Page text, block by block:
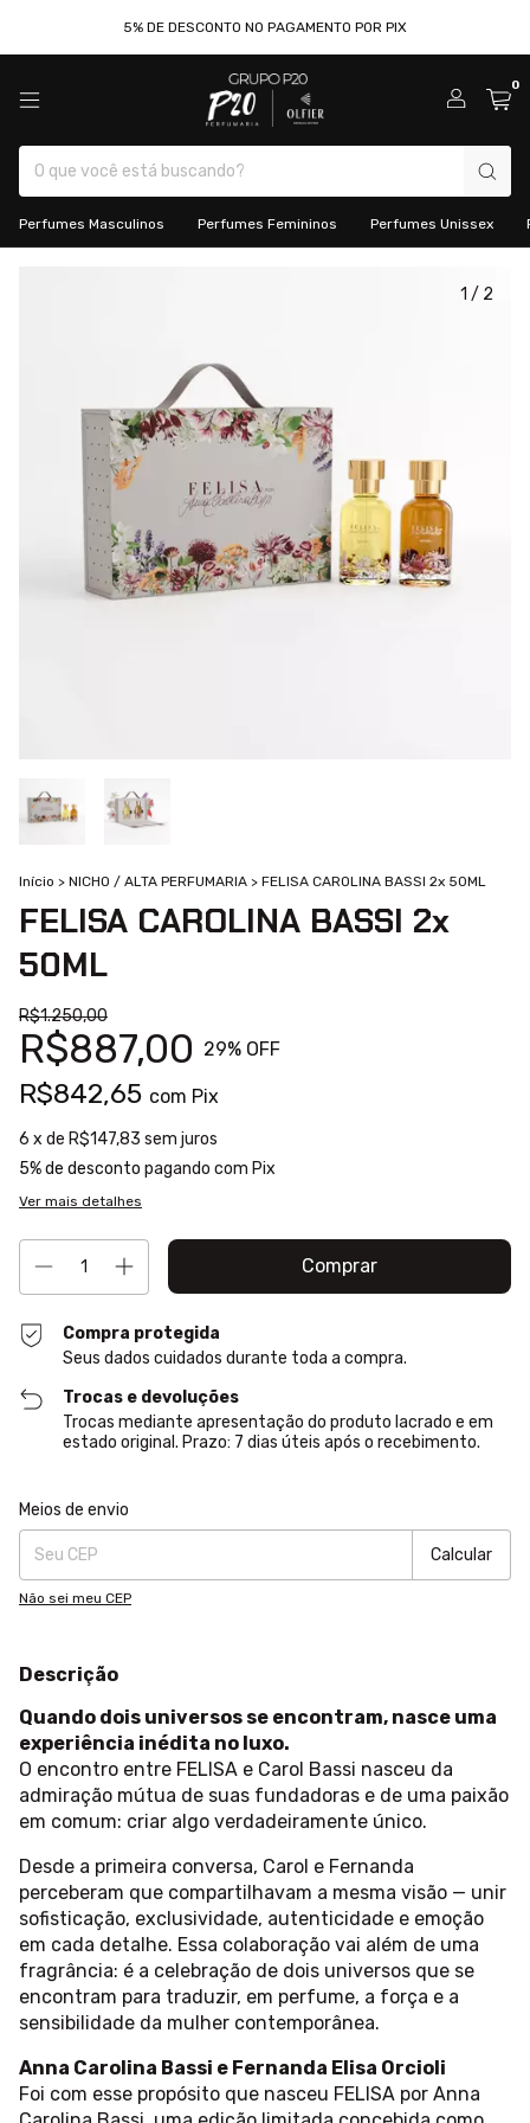
5% DE DESCONTO NO PAGAMENTO POR PIX
0
Perfumes Masculinos Perfumes Femininos Perfumes Unissex
1 / 2
Início > NICHO / ALTA PERFUMARIA > FELISA CAROLINA BASSI 2x 50ML
FELISA CAROLINA BASSI 2x
50ML
R$1.250,00
R$887,00 29% OFF
R$842,65 com Pix
6 x de R$147,83 sem juros
5% de desconto pagando com Pix
Ver mais detalhes
Compra protegida
Seus dados cuidados durante toda a compra.
Trocas e devoluções
Trocas mediante apresentação do produto lacrado e em
estado original. Prazo: 7 dias úteis após o recebimento.
Entregas para o CEP:
Meios de envio
Calcular
Não sei meu CEP
Descrição
Quando dois universos se encontram, nasce uma
experiência inédita no luxo.
O encontro entre FELISA e Carol Bassi nasceu da
admiração mútua de suas fundadoras e de uma paixão
em comum: criar algo verdadeiramente único.
Desde a primeira conversa, Carol e Fernanda
perceberam que compartilhavam a mesma visão — unir
sofisticação, exclusividade, autenticidade e emoção
em cada detalhe. Essa colaboração vai além de uma
fragrância: é a celebração de dois universos que se
encontram para traduzir, em perfume, a força e a
sensibilidade da mulher contemporânea.
Anna Carolina Bassi e Fernanda Elisa Orcioli
Foi com esse propósito que nasceu FELISA por Anna